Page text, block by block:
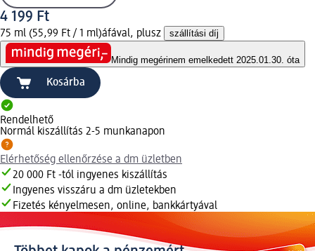
4 199 Ft
75 ml (55,99 Ft / 1 ml)áfával, plusz szállítási díj
Mindig megérinem emelkedett 2025.01.30. óta
Kosárba
Rendelhető
Normál kiszállítás 2-5 munkanapon
Elérhetőség ellenőrzése a dm üzletben
20 000 Ft -tól ingyenes kiszállítás
Ingyenes visszáru a dm üzletekben
Fizetés kényelmesen, online, bankkártyával